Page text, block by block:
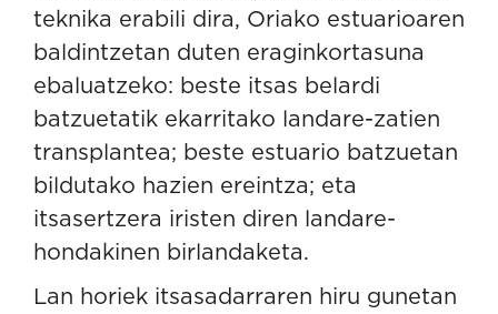
teknika erabili dira, Oriako estuarioaren
baldintzetan duten eraginkortasuna
ebaluatzeko: beste itsas belardi
batzuetatik ekarritako landare-zatien
transplantea; beste estuario batzuetan
bildutako hazien ereintza; eta
itsasertzera iristen diren landare-
hondakinen birlandaketa.
Lan horiek itsasadarraren hiru gunetan